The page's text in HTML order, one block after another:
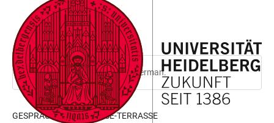
ACCESSIBILITY
LINKS
JUMP
TO
MAIN
CONTENT
OPEN
MAIN
NAVIGATION
OPEN
SEARCH
FORM
This page is only available in German.
GESPRÄCHE AUF DER HSE-TERRASSE